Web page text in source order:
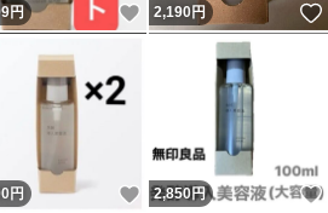
ね！
円 いいね！
2,190円
！
円 いいね！
2,850円